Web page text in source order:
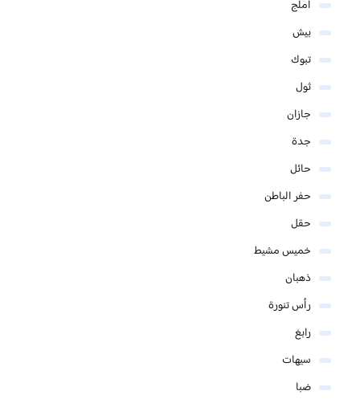
املج
بيش
تبوك
ثول
جازان
جدة
حائل
حفر الباطن
حقل
خميس مشيط
ذهبان
رأس تنورة
رابغ
سيهات
ضبا